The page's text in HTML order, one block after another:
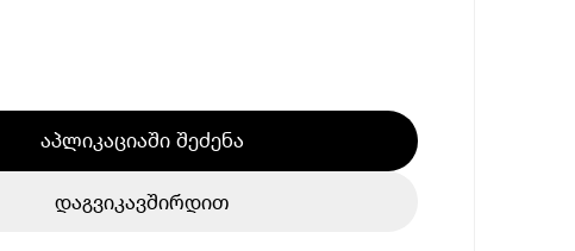
აპლიკაციაში შეძენა
დაგვიკავშირდით